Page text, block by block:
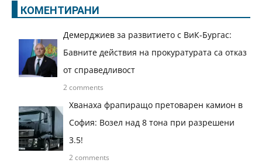
КОМЕНТИРАНИ
Демерджиев за развитието с ВиК-Бургас:
Бавните действия на прокуратурата са отказ
от справедливост
2 comments
Хванаха фрапиращо претоварен камион в
София: Возел над 8 тона при разрешени
3.5!
2 comments